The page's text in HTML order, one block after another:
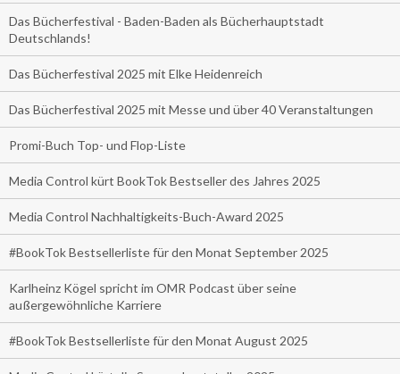
Das Bücherfestival - Baden-Baden als Bücherhauptstadt
Deutschlands!
Das Bücherfestival 2025 mit Elke Heidenreich
Das Bücherfestival 2025 mit Messe und über 40 Veranstaltungen
Promi-Buch Top- und Flop-Liste
Media Control kürt BookTok Bestseller des Jahres 2025
Media Control Nachhaltigkeits-Buch-Award 2025
#BookTok Bestsellerliste für den Monat September 2025
Karlheinz Kögel spricht im OMR Podcast über seine
außergewöhnliche Karriere
#BookTok Bestsellerliste für den Monat August 2025